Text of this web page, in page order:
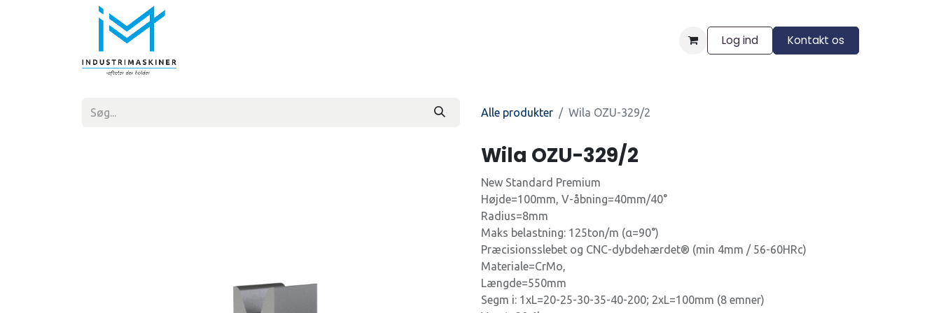
Log ind Kontakt os
Alle produkter Wila OZU-329/2
Wila OZU-329/2
New Standard Premium
Højde=100mm, V-åbning=40mm/40°
Radius=8mm
Maks belastning: 125ton/m (α=90°)
Præcisionsslebet og CNC-dybdehærdet® (min 4mm / 56-60HRc)
Materiale=CrMo,
Længde=550mm
Segm i: 1xL=20-25-30-35-40-200; 2xL=100mm (8 emner)